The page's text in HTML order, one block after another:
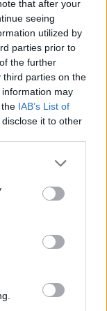
that after your
seeing
utilized by
parties prior to
the further
third parties on the
information may
IAB’s List of
it to other